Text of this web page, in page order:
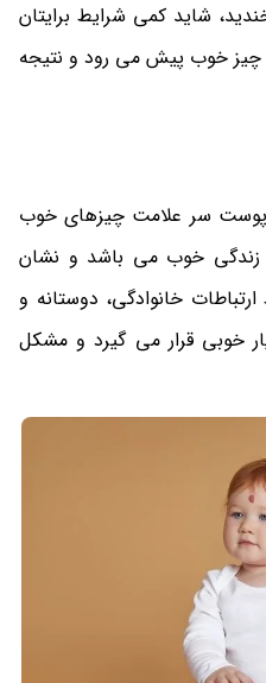
شاید کمی شرایط برایتان
چیز خوب پیش می‌ رود و نتیجه
پوست سر علامت چیزهای خوب
خوب می باشد و نشان
خانوادگی، دوستانه و
خوبی قرار می گیرد و مشکل